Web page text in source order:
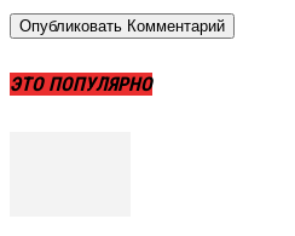
ЭТО ПОПУЛЯРНО